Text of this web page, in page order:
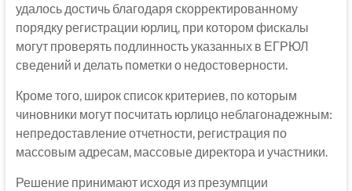
удалось достичь благодаря скорректированному
порядку регистрации юрлиц, при котором фискалы
могут проверять подлинность указанных в ЕГРЮЛ
сведений и делать пометки о недостоверности.
Кроме того, широк список критериев, по которым
чиновники могут посчитать юрлицо неблагонадежным:
непредоставление отчетности, регистрация по
массовым адресам, массовые директора и участники.
Решение принимают исходя из презумпции